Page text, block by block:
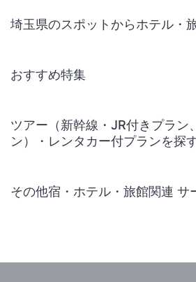
埼玉県のスポットからホテル・
おすすめ特集
ツアー（新幹線・JR付きプラン
ン）・レンタカー付プランを探
その他宿・ホテル・旅館関連 サ